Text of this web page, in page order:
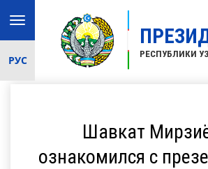
РЕСПУБЛИКИ
Toggle
navigation
РУС
Шавкат
ознакомился с